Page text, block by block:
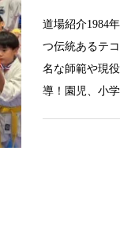
道場紹介1984
つ伝統あるテ
名な師範や現
導！園児、小